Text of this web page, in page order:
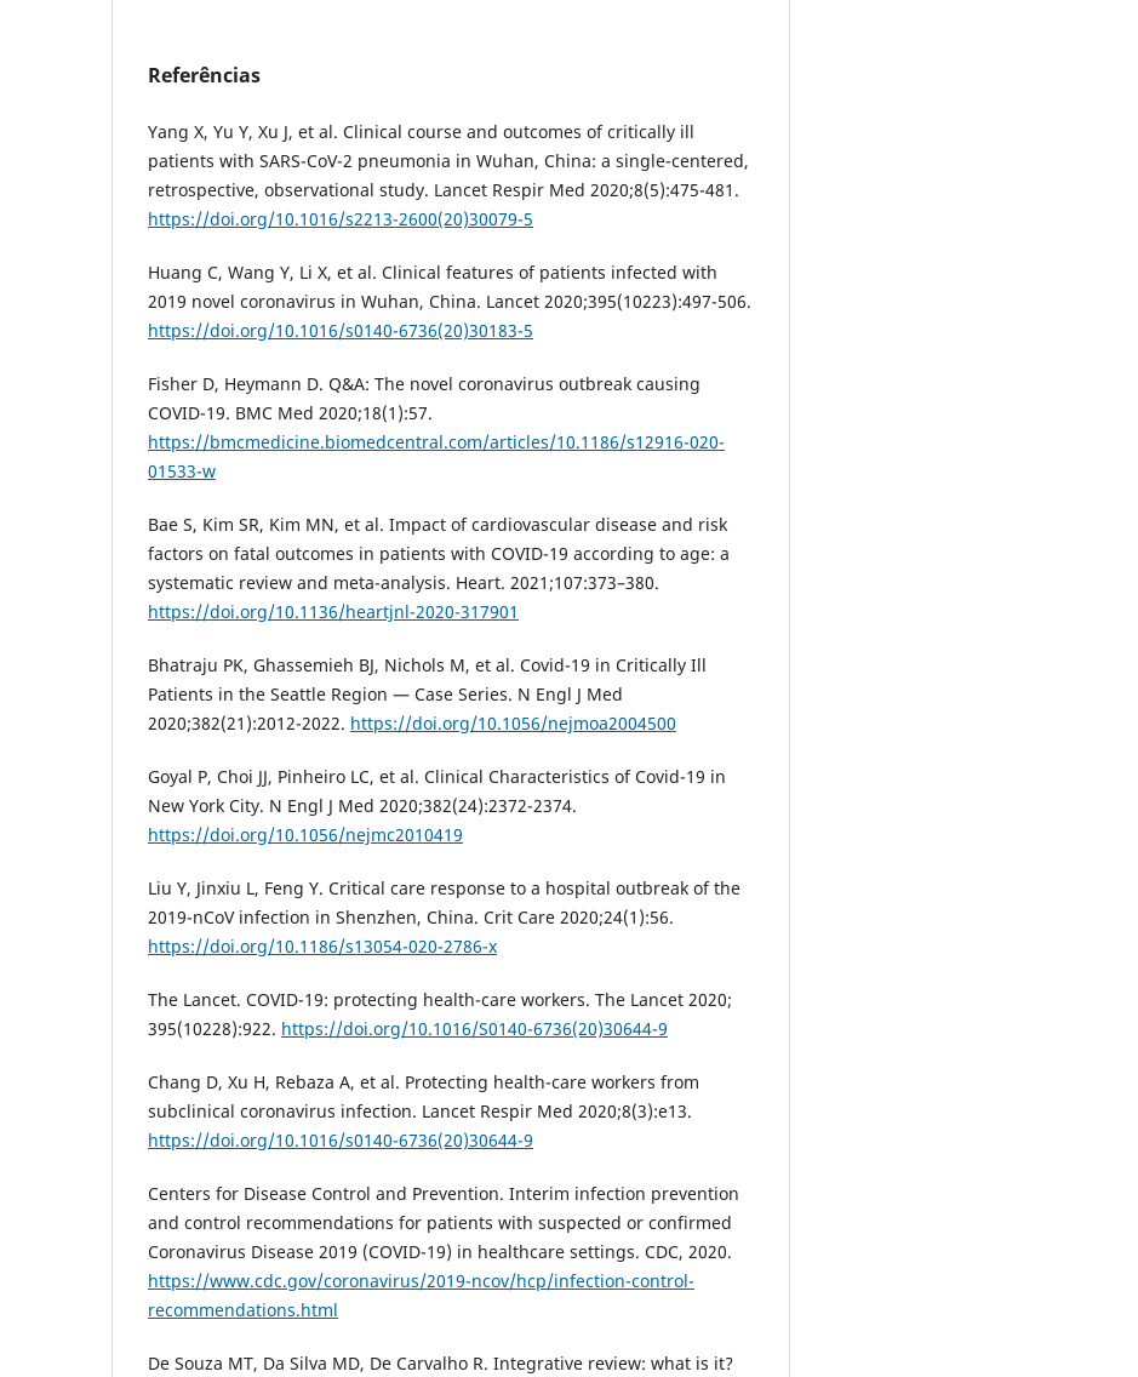
Referências
Yang X, Yu Y, Xu J, et al. Clinical course and outcomes of critically ill
patients with SARS-CoV-2 pneumonia in Wuhan, China: a single-centered,
retrospective, observational study. Lancet Respir Med 2020;8(5):475-481.
https://doi.org/10.1016/s2213-2600(20)30079-5
Huang C, Wang Y, Li X, et al. Clinical features of patients infected with
2019 novel coronavirus in Wuhan, China. Lancet 2020;395(10223):497-506.
https://doi.org/10.1016/s0140-6736(20)30183-5
Fisher D, Heymann D. Q&A: The novel coronavirus outbreak causing
COVID-19. BMC Med 2020;18(1):57.
https://bmcmedicine.biomedcentral.com/articles/10.1186/s12916-020-
01533-w
Bae S, Kim SR, Kim MN, et al. Impact of cardiovascular disease and risk
factors on fatal outcomes in patients with COVID-19 according to age: a
systematic review and meta-analysis. Heart. 2021;107:373–380.
https://doi.org/10.1136/heartjnl-2020-317901
Bhatraju PK, Ghassemieh BJ, Nichols M, et al. Covid-19 in Critically Ill
Patients in the Seattle Region — Case Series. N Engl J Med
2020;382(21):2012-2022. https://doi.org/10.1056/nejmoa2004500
Goyal P, Choi JJ, Pinheiro LC, et al. Clinical Characteristics of Covid-19 in
New York City. N Engl J Med 2020;382(24):2372-2374.
https://doi.org/10.1056/nejmc2010419
Liu Y, Jinxiu L, Feng Y. Critical care response to a hospital outbreak of the
2019-nCoV infection in Shenzhen, China. Crit Care 2020;24(1):56.
https://doi.org/10.1186/s13054-020-2786-x
The Lancet. COVID-19: protecting health-care workers. The Lancet 2020;
395(10228):922. https://doi.org/10.1016/S0140-6736(20)30644-9
Chang D, Xu H, Rebaza A, et al. Protecting health-care workers from
subclinical coronavirus infection. Lancet Respir Med 2020;8(3):e13.
https://doi.org/10.1016/s0140-6736(20)30644-9
Centers for Disease Control and Prevention. Interim infection prevention
and control recommendations for patients with suspected or confirmed
Coronavirus Disease 2019 (COVID-19) in healthcare settings. CDC, 2020.
https://www.cdc.gov/coronavirus/2019-ncov/hcp/infection-control-
recommendations.html
De Souza MT, Da Silva MD, De Carvalho R. Integrative review: what is it?